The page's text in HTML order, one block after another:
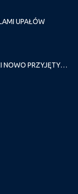
UPAŁÓW
WAŻNE INFORMACJE DLA RODZICÓW DZIECI NOWO PRZYJĘTYCH GR. I